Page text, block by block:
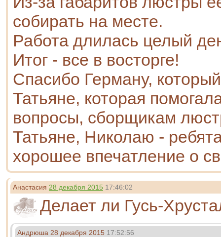
собирать на месте.
Работа длилась целый
Итог - все в восторге!
Спасибо Герману,
Татьяне, которая
вопросы, сборщикам
Татьяне, Николаю -
хорошее впечатление о
Анастасия 28 декабря 2015 17:46:02
Делает ли Гусь-
Андрюша 28 декабря 2015 17:52:56